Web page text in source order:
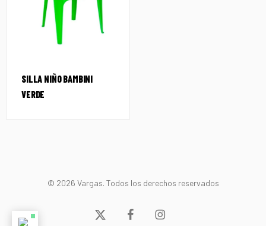
SILLA NIÑO BAMBINI
VERDE
© 2026 Vargas. Todos los derechos reservados
x-
facebookinstagram